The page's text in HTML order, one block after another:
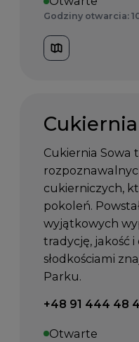
Godziny otwarcia:
Cukiernia Sowa
cukierniczych,
pokoleń.
wyjątkowych
tradycję, jakość
słodkościami
Parku.
Telefon
+48 91 444 48
Otwarte